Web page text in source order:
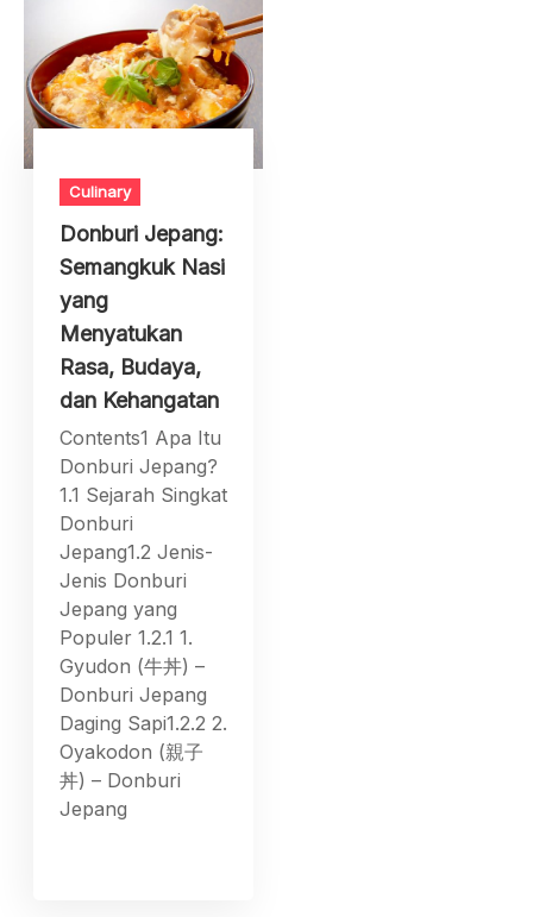
Culinary
Donburi Jepang:
Semangkuk Nasi
yang
Menyatukan
Rasa, Budaya,
dan Kehangatan
Contents1 Apa Itu
Donburi Jepang?
1.1 Sejarah Singkat
Donburi
Jepang1.2 Jenis-
Jenis Donburi
Jepang yang
Populer 1.2.1 1.
Gyudon (牛丼) –
Donburi Jepang
Daging Sapi1.2.2 2.
Oyakodon (親子
丼) – Donburi
Jepang